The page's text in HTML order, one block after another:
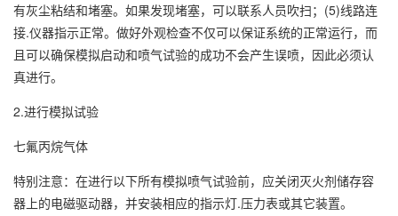
有灰尘粘结和堵塞。如果发现堵塞，可以联系人员吹扫；(5)线路连
接.仪器指示正常。做好外观检查不仅可以保证系统的正常运行，而
且可以确保模拟启动和喷气试验的成功不会产生误喷，因此必须认
真进行。
2.进行模拟试验
七氟丙烷气体
特别注意：在进行以下所有模拟喷气试验前，应关闭灭火剂储存容
器上的电磁驱动器，并安装相应的指示灯.压力表或其它装置。